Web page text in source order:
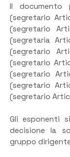
Il documento
(segretario
(segretario
(segretaria
(segretario
(segretario
(segretario
(segretario
(segretario
Gli esponenti
decisione la
gruppo